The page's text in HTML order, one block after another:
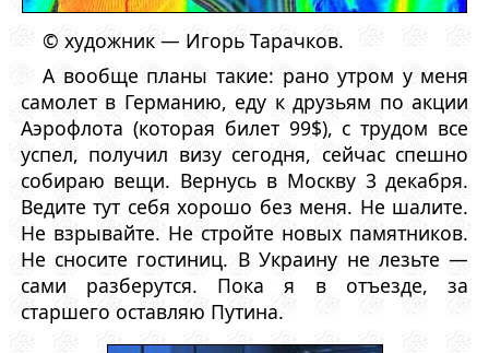
© художник — Игорь Тарачков.
А вообще планы такие: рано утром у меня
самолет в Германию, еду к друзьям по акции
Аэрофлота (которая билет 99$), с трудом все
успел, получил визу сегодня, сейчас спешно
собираю вещи. Вернусь в Москву 3 декабря.
Ведите тут себя хорошо без меня. Не шалите.
Не взрывайте. Не стройте новых памятников.
Не сносите гостиниц. В Украину не лезьте —
сами разберутся. Пока я в отъезде, за
старшего оставляю Путина.